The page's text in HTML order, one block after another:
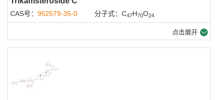
CAS号： 952579-35-0 分子式：C47H70O24
点击展开